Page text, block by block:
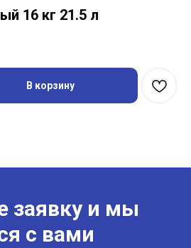
16 кг 21.5 л
В корзину
заявку и мы
с вами